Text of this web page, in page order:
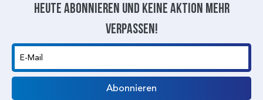
Heute abonnieren und keine aktion mehr
verpassen!
E-Mail
Abonnieren